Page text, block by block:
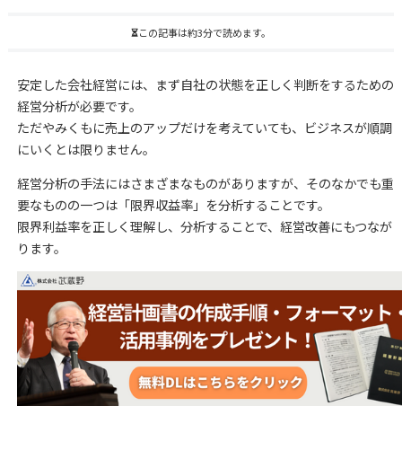
この記事は約3分で読めます。
安定した会社経営には、まず自社の状態を正しく判断をするための
経営分析が必要です。
ただやみくもに売上のアップだけを考えていても、ビジネスが順調
にいくとは限りません。
経営分析の手法にはさまざまなものがありますが、そのなかでも重
要なものの一つは「限界収益率」を分析することです。
限界利益率を正しく理解し、分析することで、経営改善にもつなが
ります。